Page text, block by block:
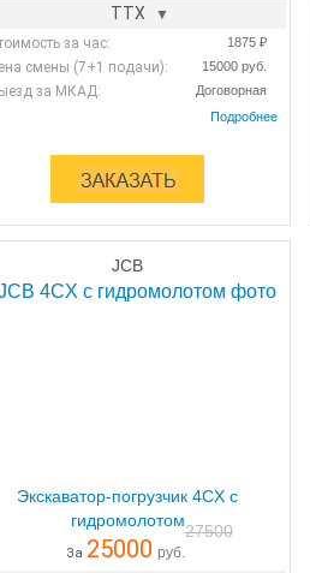
ТТХ
за час: 1875 ₽
смены (7+1 подачи): 15000 руб.
за МКАД: Договорная
JCB
Экскаватор-погрузчик 4CX с
гидромолотом
27500
За 25000 руб.